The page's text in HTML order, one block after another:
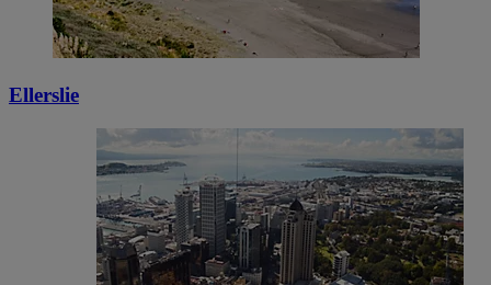
Ellerslie